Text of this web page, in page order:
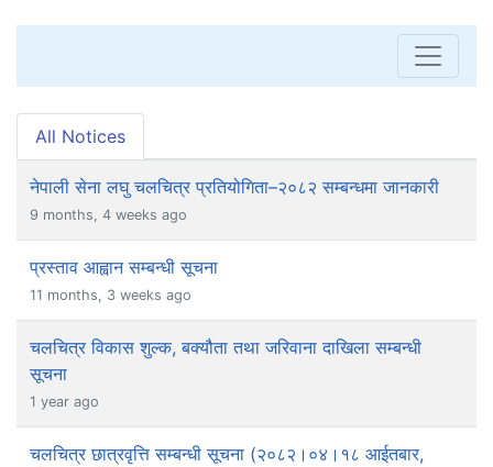
All Notices
नेपाली सेना लघु चलचित्र प्रतियोगिता–२०८२ सम्बन्धमा जानकारी
9 months, 4 weeks ago
प्रस्ताव आह्वान सम्बन्धी सूचना
11 months, 3 weeks ago
चलचित्र विकास शुल्क, बक्यौता तथा जरिवाना दाखिला सम्बन्धी
सूचना
1 year ago
चलचित्र छात्रवृत्ति सम्बन्धी सूचना (२०८२।०४।१८ आईतबार,